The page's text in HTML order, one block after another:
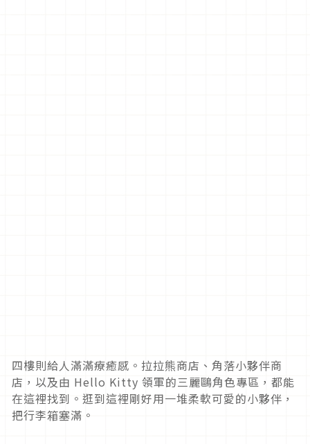
四樓則給人滿滿療癒感。拉拉熊商店、角落小夥伴商
店，以及由 Hello Kitty 領軍的三麗鷗角色專區，都能
在這裡找到。逛到這裡剛好用一堆柔軟可愛的小夥伴，
把行李箱塞滿。